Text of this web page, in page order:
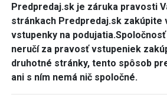
Predpredaj.sk je záruka pravosti
stránkach Predpredaj.sk zakúpite
vstupenky na podujatia.
neručí za pravosť vstupeniek
druhotné stránky, tento spôsob
ani s ním nemá nič spoločné.